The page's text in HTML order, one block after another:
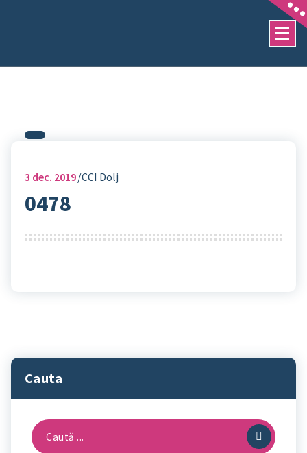
3 dec. 2019 CCI Dolj
0478
Cauta
Caută
după: